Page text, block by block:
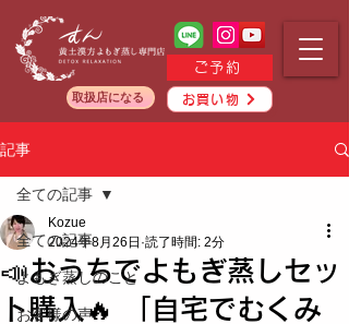
ご予約
お買い物
取扱店になる
記事
全ての記事
よもぎ蒸しのこと
お客様の声
全ての記事
📣おうちでよもぎ蒸しセッ
ト購入🔥 「自宅でむくみ
Kozue
2024年8月26日 読了時間: 2分